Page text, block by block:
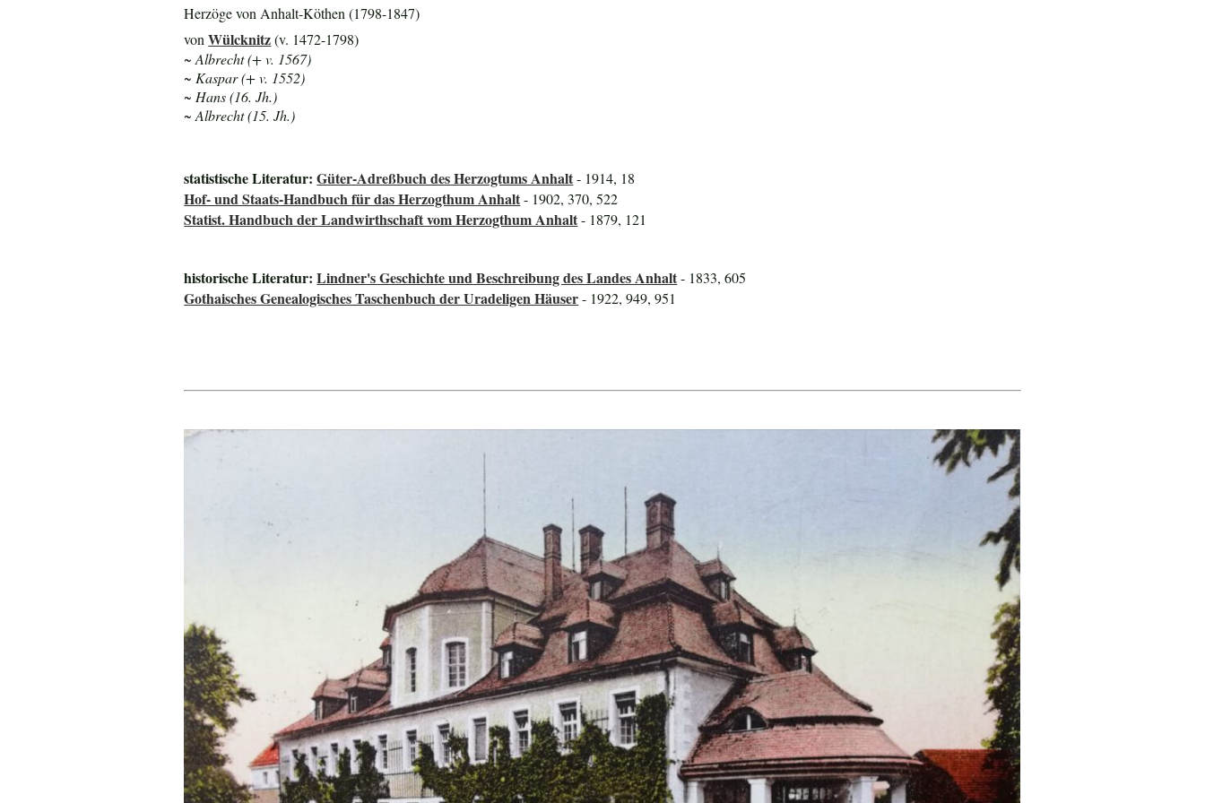
Herzöge von Anhalt-Köthen (1798-1847)
vonWülcknitz(v. 1472-1798)
~ Albrecht (+ v. 1567)
~ Kaspar (+ v. 1552)
~ Hans (16. Jh.)
~ Albrecht (15. Jh.)
statistische Literatur:Güter-Adreßbuch des Herzogtums Anhalt- 1914, 18
Hof- und Staats-Handbuch für das Herzogthum Anhalt- 1902, 370, 522
Statist. Handbuch der Landwirthschaft vom Herzogthum Anhalt- 1879, 121
historische Literatur:Lindner's Geschichte und Beschreibung des Landes Anhalt- 1833, 605
Gothaisches Genealogisches Taschenbuch der Uradeligen Häuser- 1922, 949, 951